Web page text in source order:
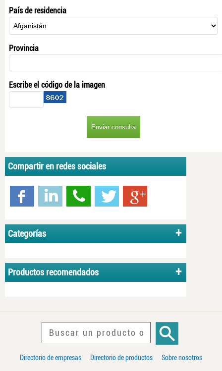
País de residencia
Provincia
Escribe el código de la imagen
Compartir en redes sociales
Categorías
Productos recomendados
Directorio de empresas Directorio de productos Sobre nosotros